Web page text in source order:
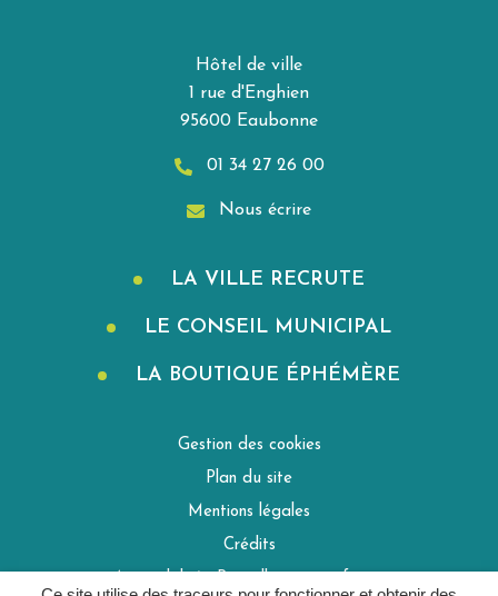
Hôtel de ville
1 rue d'Enghien
95600 Eaubonne
01 34 27 26 00
Nous écrire
LA VILLE RECRUTE
LE CONSEIL MUNICIPAL
LA BOUTIQUE ÉPHÉMÈRE
Gestion des cookies
Plan du site
Mentions légales
Crédits